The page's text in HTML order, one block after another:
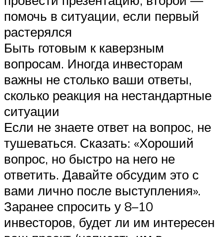
помочь в ситуации, если первый
растерялся
Быть готовым к каверзным
вопросам. Иногда инвесторам
важны не столько ваши ответы,
сколько реакция на нестандартные
ситуации
Если не знаете ответ на вопрос, не
тушеваться. Сказать: «Хороший
вопрос, но быстро на него не
ответить. Давайте обсудим это с
вами лично после выступления».
Заранее спросить у 8–10
инвесторов, будет ли им интересен